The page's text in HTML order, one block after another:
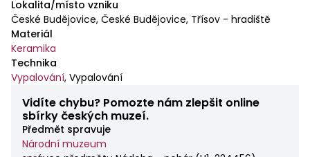
Lokalita/místo vzniku
České Budějovice, České Budějovice, Třísov - hradiště
Materiál
Keramika
Technika
Vypalování, Vypalování
Vidíte chybu? Pomozte nám zlepšit online
sbírky českých muzeí.
Předmět spravuje
Národní muzeum